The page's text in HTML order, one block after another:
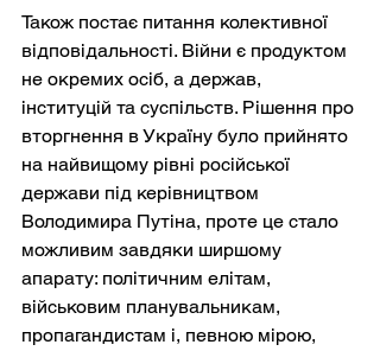
Також постає питання колективної
відповідальності. Війни є продуктом
не окремих осіб, а держав,
інституцій та суспільств. Рішення про
вторгнення в Україну було прийнято
на найвищому рівні російської
держави під керівництвом
Володимира Путіна, проте це стало
можливим завдяки ширшому
апарату: політичним елітам,
військовим планувальникам,
пропагандистам і, певною мірою,